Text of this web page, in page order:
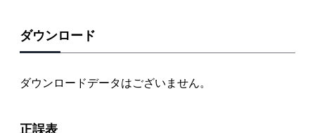
ダウンロード
ダウンロードデータはございません。
正誤表